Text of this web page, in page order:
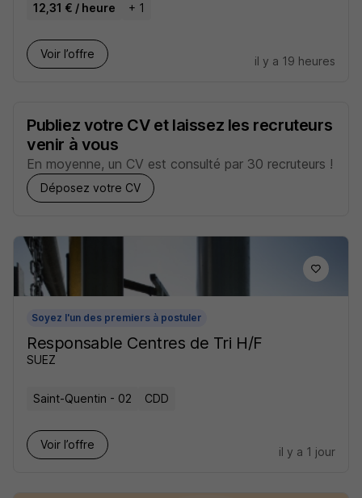
12,31 € / heure
+ 1
Voir l’offre
il y a 19 heures
Publiez votre CV et laissez les recruteurs
venir à vous
En moyenne, un CV est consulté par 30 recruteurs !
Déposez votre CV
Soyez l'un des premiers à postuler
Responsable Centres de Tri H/F
SUEZ
Saint-Quentin - 02 CDD
Voir l’offre
il y a 1 jour